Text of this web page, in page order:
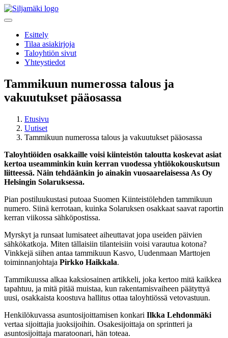
Esittely
Tilaa asiakirjoja
Taloyhtiön sivut
Yhteystiedot
Tammikuun numerossa talous ja
vakuutukset pääosassa
Etusivu
Uutiset
Tammikuun numerossa talous ja vakuutukset pääosassa
Taloyhtiöiden osakkaille voisi kiinteistön taloutta koskevat asiat
kertoa useamminkin kuin kerran vuodessa yhtiökokouskutsun
liitteessä. Näin tehdäänkin jo ainakin vuosaarelaisessa As Oy
Helsingin Solaruksessa.
Pian postiluukustasi putoaa Suomen Kiinteistölehden tammikuun
numero. Siinä kerrotaan, kuinka Solaruksen osakkaat saavat raportin
kerran viikossa sähköpostissa.
Myrskyt ja runsaat lumisateet aiheuttavat jopa useiden päivien
sähkökatkoja. Miten tällaisiin tilanteisiin voisi varautua kotona?
Vinkkejä siihen antaa tammikuun Kasvo, Uudenmaan Marttojen
toiminnanjohtaja Pirkko Haikkala.
Tammikuussa alkaa kaksiosainen artikkeli, joka kertoo mitä kaikkea
tapahtuu, ja mitä pitää muistaa, kun rakentamisvaiheen päätyttyä
uusi, osakkaista koostuva hallitus ottaa taloyhtiössä vetovastuun.
Henkilökuvassa asuntosijoittamisen konkari Ilkka Lehdonmäki
vertaa sijoittajia juoksijoihin. Osakesijoittaja on sprintteri ja
asuntosijoittaja maratoonari, hän toteaa.